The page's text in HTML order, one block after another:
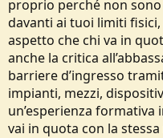
proprio perché non
davanti ai tuoi limiti
aspetto che chi va in
anche la critica
barriere d’ingresso
impianti, mezzi,
un’esperienza
vai in quota con la